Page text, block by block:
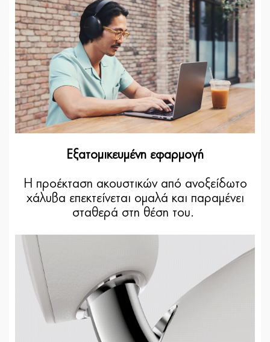
Εξατομικευμένη εφαρμογή
Η προέκταση ακουστικών από ανοξείδωτο
χάλυβα επεκτείνεται ομαλά και παραμένει
σταθερά στη θέση του.